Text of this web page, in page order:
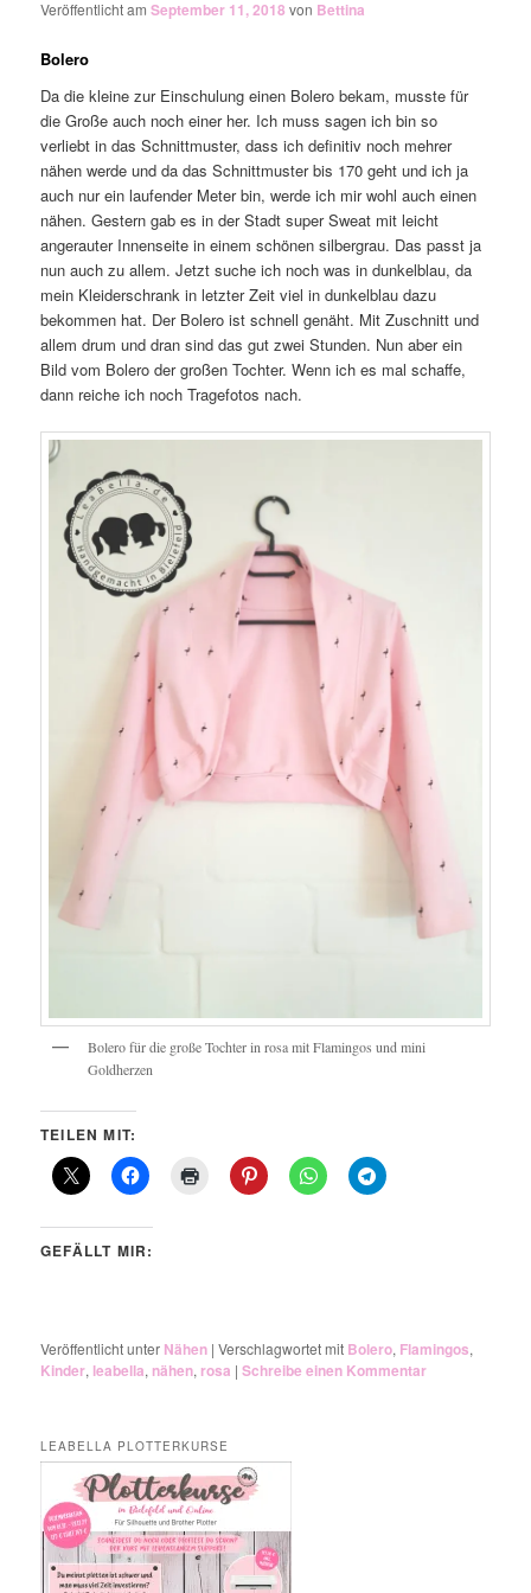
Veröffentlicht amSeptember 11, 2018 von Bettina
Bolero
Da die kleine zur Einschulung einen Bolero bekam, musste für
die Große auch noch einer her. Ich muss sagen ich bin so
verliebt in das Schnittmuster, dass ich definitiv noch mehrer
nähen werde und da das Schnittmuster bis 170 geht und ich ja
auch nur ein laufender Meter bin, werde ich mir wohl auch einen
nähen. Gestern gab es in der Stadt super Sweat mit leicht
angerauter Innenseite in einem schönen silbergrau. Das passt ja
nun auch zu allem. Jetzt suche ich noch was in dunkelblau, da
mein Kleiderschrank in letzter Zeit viel in dunkelblau dazu
bekommen hat. Der Bolero ist schnell genäht. Mit Zuschnitt und
allem drum und dran sind das gut zwei Stunden. Nun aber ein
Bild vom Bolero der großen Tochter. Wenn ich es mal schaffe,
dann reiche ich noch Tragefotos nach.
Bolero für die große Tochter in rosa mit Flamingos und mini
Goldherzen
TEILEN MIT:
GEFÄLLT MIR:
Veröffentlicht unter Nähen |Verschlagwortet mit Bolero, Flamingos,
Kinder, leabella, nähen, rosa |Schreibe einen Kommentar
LEABELLA PLOTTERKURSE